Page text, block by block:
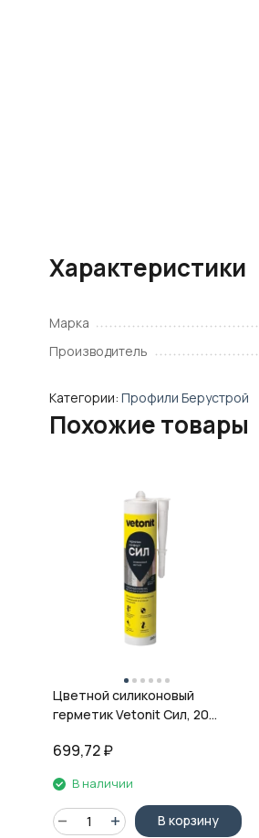
Характеристики
Марка
Производитель
Категории: Профили Берустрой
Похожие товары
Цветной силиконовый
герметик Vetonit Сил, 20
699,72 ₽
В наличии
В корзину